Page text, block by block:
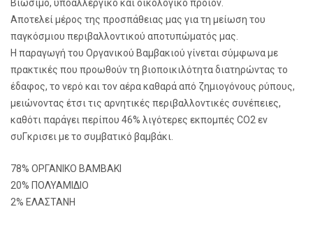
Βιώσιμο, υποαλλεργικό και οικολογικό προϊόν.
Αποτελεί μέρος της προσπάθειας μας για τη μείωση του
παγκόσμιου περιβαλλοντικού αποτυπώματός μας.
Η παραγωγή του Οργανικού Βαμβακιού γίνεται σύμφωνα με
πρακτικές που προωθούν τη βιοποικιλότητα διατηρώντας το
έδαφος, το νερό και τον αέρα καθαρά από ζημιογόνους ρύπους,
μειώνοντας έτσι τις αρνητικές περιβαλλοντικές συνέπειες,
καθότι παράγει περίπου 46% λιγότερες εκπομπές CO2 εν
συΓκρισει με το συμβατικό βαμβάκι.
78% ΟΡΓΑΝΙΚΟ ΒΑΜΒΑΚΙ
20% ΠΟΛΥΑΜΙΔΙΟ
2% ΕΛΑΣΤΑΝΗ